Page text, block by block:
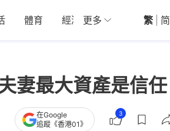
體育 經濟 01深圳 觀點
更多 繁 简
妻最大資產是信任
在Google
追蹤《香港01》
3